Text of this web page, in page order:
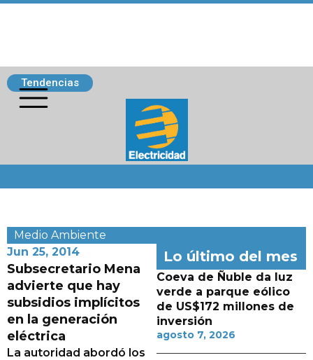
Tendencias
Medio Ambiente
Jun 25, 2014
Subsecretario Mena
advierte que hay
subsidios implícitos
en la generación
eléctrica
La autoridad abordó los
Lo último del mes
Coeva de Ñuble da luz
verde a parque eólico
de US$172 millones de
inversión
agosto 7, 2026